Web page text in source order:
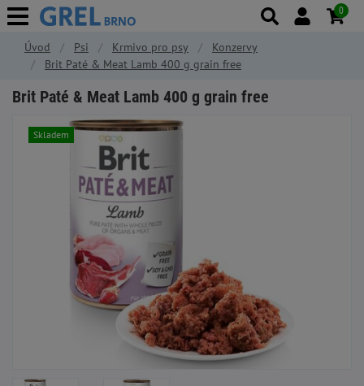
Úvod Psi Krmivo pro psy
Konzervy
Brit Paté & Meat Lamb 400 g grain free
Brit Paté & Meat Lamb 400 g grain free
Skladem
0